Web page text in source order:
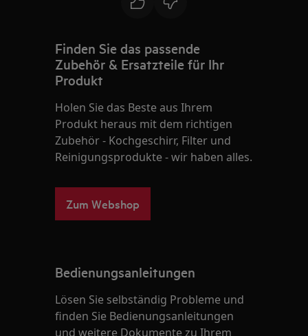
Finden Sie das passende
Zubehör & Ersatzteile für Ihr
Produkt
Holen Sie das Beste aus Ihrem
Produkt heraus mit dem richtigen
Zubehör - Kochgeschirr, Filter und
Reinigungsprodukte - wir haben alles.
Zum Webshop
Bedienungsanleitungen
Lösen Sie selbständig Probleme und
finden Sie Bedienungsanleitungen
und weitere Dokumente zu Ihrem